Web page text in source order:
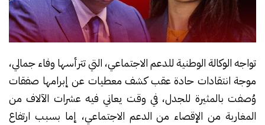
تواجه الوكالة الوطنية للدعم الاجتماعي، التي تترأسها وفاء جمالي،
موجة انتقادات حادة عقب كشف معطيات عن إبرامها صفقات
وُصفت بالمثيرة للجدل، في وقت يعاني فيه عشرات الآلاف من
المغاربة من الإقصاء من الدعم الاجتماعي، إما بسبب ارتفاع